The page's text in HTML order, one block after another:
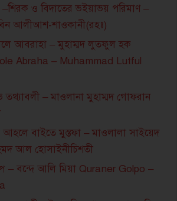
–শিরক ও বিদাতের ভইয়াভয় পরিমাণ –
আলীআশ-শাওকানী(রহঃ)
আবরাহা – মুহাম্মদ লুতফুল হক
Abraha – Muhammad Lutful
তথ্যাবলী – মাওলানা মুহাম্মদ গোফরান
আহলে বাইতে মুস্তফা – মাওলালা সাইয়েদ
আল হোসাইনীচিশতী
– বন্দে আলি মিয়া Quraner Golpo –